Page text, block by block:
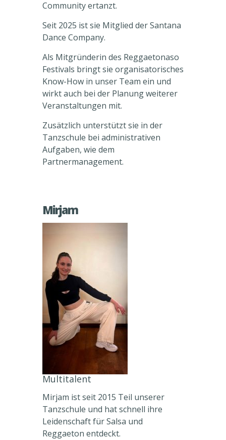
Community ertanzt.
Seit 2025 ist sie Mitglied der Santana
Dance Company.
Als Mitgründerin des Reggaetonaso
Festivals bringt sie organisatorisches
Know-How in unser Team ein und
wirkt auch bei der Planung weiterer
Veranstaltungen mit.
Zusätzlich unterstützt sie in der
Tanzschule bei administrativen
Aufgaben, wie dem
Partnermanagement.
Mirjam
Multitalent
Mirjam ist seit 2015 Teil unserer
Tanzschule und hat schnell ihre
Leidenschaft für Salsa und
Reggaeton entdeckt.